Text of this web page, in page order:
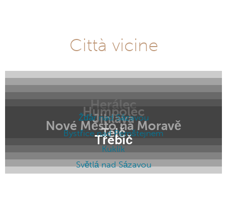
Città vicine
Herálec
Humpolec
Jihlava
Nové Město na Moravě
Telč
Třebíč
Žďár nad Sázavou
Bystřice nad Pernštejnem
Kuklík
Světlá nad Sázavou